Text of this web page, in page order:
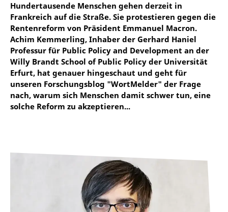
Hundertausende Menschen gehen derzeit in
Frankreich auf die Straße. Sie protestieren gegen die
Rentenreform von Präsident Emmanuel Macron.
Achim Kemmerling, Inhaber der Gerhard Haniel
Professur für Public Policy and Development an der
Willy Brandt School of Public Policy der Universität
Erfurt, hat genauer hingeschaut und geht für
unseren Forschungsblog "WortMelder" der Frage
nach, warum sich Menschen damit schwer tun, eine
solche Reform zu akzeptieren...